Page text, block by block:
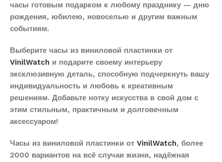
часы готовым подарком к любому празднику — дню
рождения, юбилею, новоселью и другим важным
событиям.
Выберите часы из виниловой пластинки от
VinilWatch и подарите своему интерьеру
эксклюзивную деталь, способную подчеркнуть вашу
индивидуальность и любовь к креативным
решениям. Добавьте нотку искусства в свой дом с
этим стильным, практичным и долговечным
аксессуаром!
Часы из виниловой пластинки от VinilWatch, более
2000 вариантов на всё случаи жизни, надёжная